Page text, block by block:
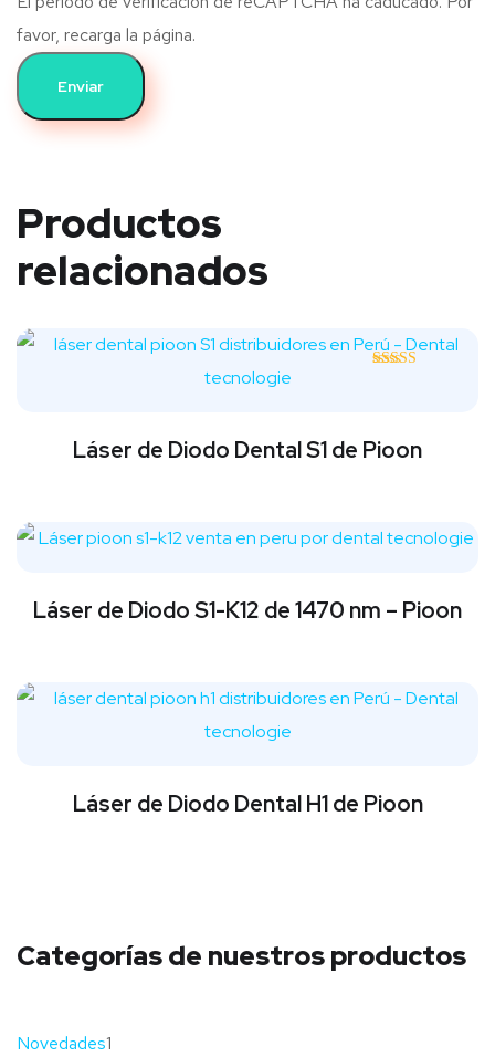
favor, recarga la página.
Productos
relacionados
Láser de Diodo Dental S1 de Pioon
Láser de Diodo S1-K12 de 1470 nm – Pioon
Láser de Diodo Dental H1 de Pioon
Categorías de nuestros productos
Novedades1